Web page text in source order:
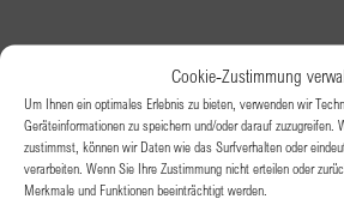
Cookie-Zustimmung
Um Ihnen ein optimales Erlebnis zu bieten, verwenden wir
Geräteinformationen zu speichern und/oder darauf zuzugreifen.
zustimmst, können wir Daten wie das Surfverhalten oder
verarbeiten. Wenn Sie Ihre Zustimmung nicht erteilen oder
Merkmale und Funktionen beeinträchtigt werden.